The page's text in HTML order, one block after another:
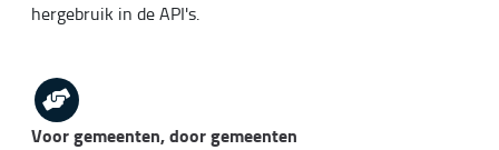
hergebruik in de API's.
Voor gemeenten, door gemeenten